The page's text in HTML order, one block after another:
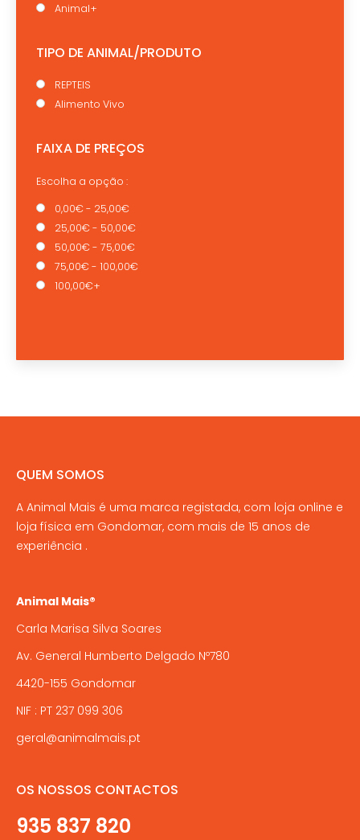
Animal+
TIPO DE ANIMAL/PRODUTO
REPTEIS
Alimento Vivo
FAIXA DE PREÇOS
Escolha a opção :
0,00€ - 25,00€
25,00€ - 50,00€
50,00€ - 75,00€
75,00€ - 100,00€
100,00€+
QUEM SOMOS
A Animal Mais é uma marca registada, com loja online e
loja física em Gondomar, com mais de 15 anos de
experiência .
Animal Mais®
Carla Marisa Silva Soares
Av. General Humberto Delgado Nº780
4420-155 Gondomar
NIF : PT 237 099 306
geral@animalmais.pt
OS NOSSOS CONTACTOS
935 837 820